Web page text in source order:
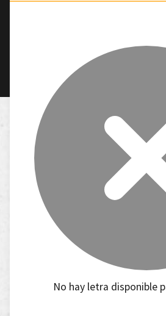
No hay letra disponible